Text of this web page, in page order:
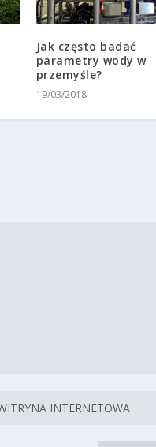
Jak często badać
parametry wody w
przemyśle?
19/03/2018